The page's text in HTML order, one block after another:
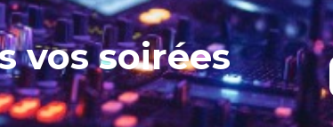
vos soirées